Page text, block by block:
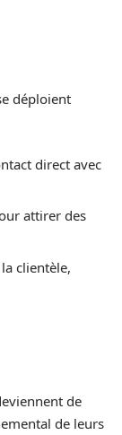
déploient
direct avec
attirer des
clientèle,
de
de leurs